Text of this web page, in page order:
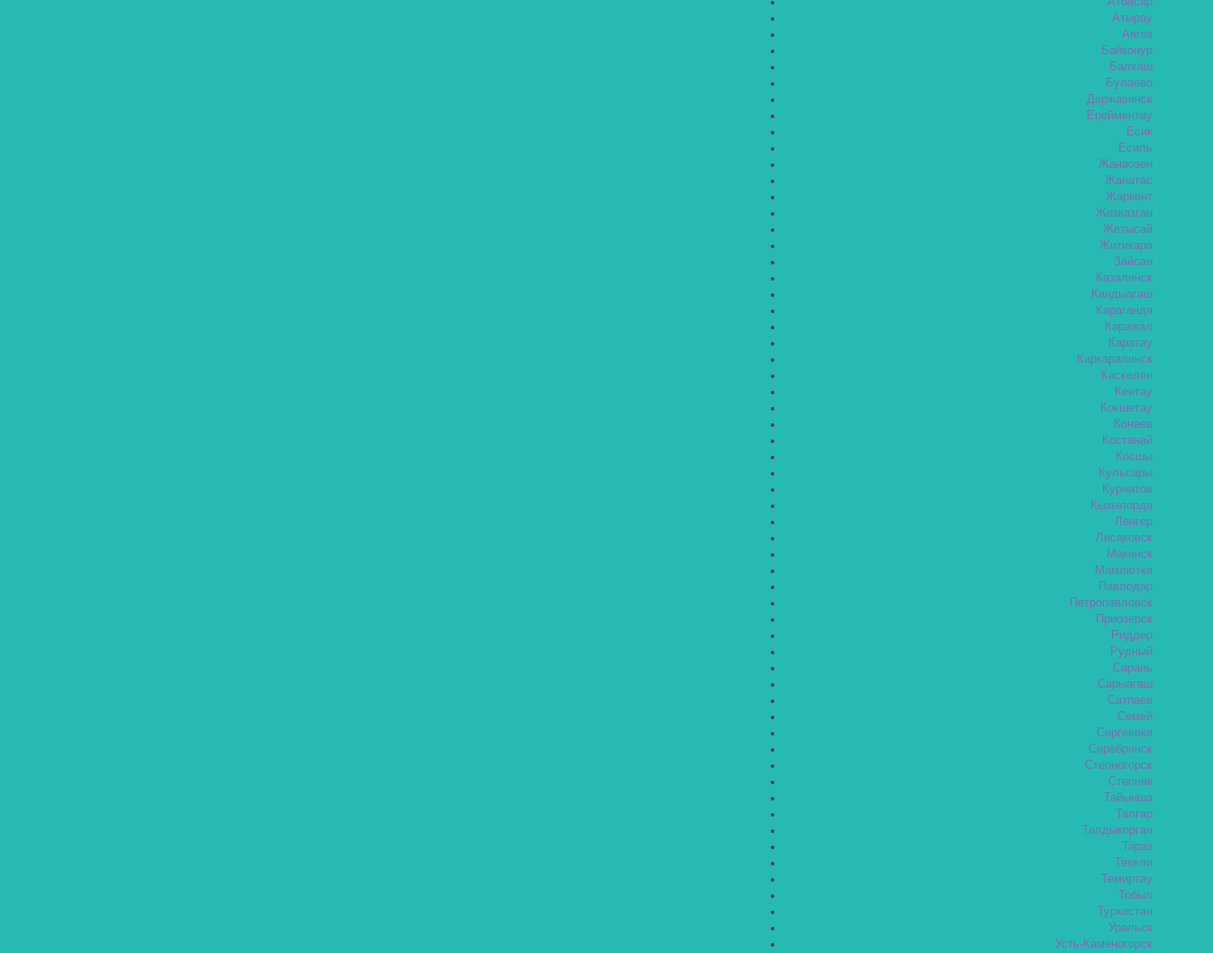
Атырау
Аягоз
Байконур
Балхаш
Булаево
Державинск
Ерейментау
Есик
Есиль
Жанаозен
Жанатас
Жаркент
Жезказган
Жетысай
Житикара
Зайсан
Казалинск
Кандыагаш
Караганда
Каражал
Каратау
Каркаралинск
Каскелен
Кентау
Кокшетау
Конаев
Костанай
Косшы
Кульсары
Курчатов
Кызылорда
Ленгер
Лисаковск
Макинск
Мамлютка
Павлодар
Петропавловск
Приозерск
Риддер
Рудный
Сарань
Сарыагаш
Сатпаев
Семей
Сергеевка
Серебрянск
Степногорск
Степняк
Тайынша
Талгар
Талдыкорган
Тараз
Текели
Темиртау
Тобыл
Туркестан
Уральск
Усть-Каменогорск